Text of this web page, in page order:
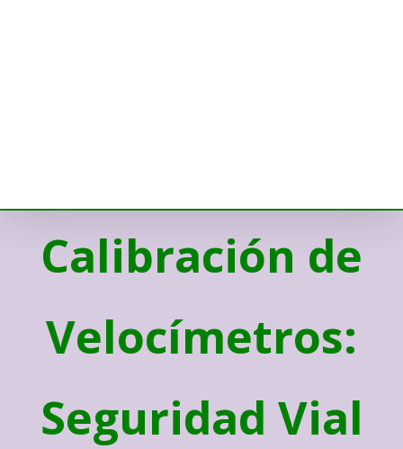
Calibración de
Velocímetros:
Seguridad Vial